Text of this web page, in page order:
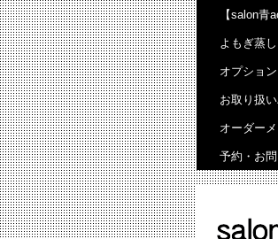
【salon
よもぎ蒸
オプショ
お取り扱
オーダー
予約・お